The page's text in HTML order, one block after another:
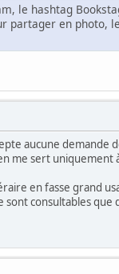
le hashtag
partager en photo,
aucune
me sert
en fasse grand
sont consultables